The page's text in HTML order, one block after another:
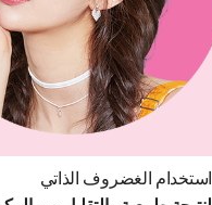
استخدام الغضروف الذاتي